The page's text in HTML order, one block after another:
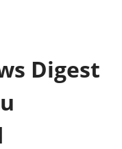
Digest